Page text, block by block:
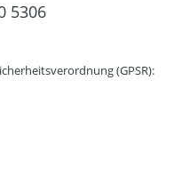
5306
(GPSR):